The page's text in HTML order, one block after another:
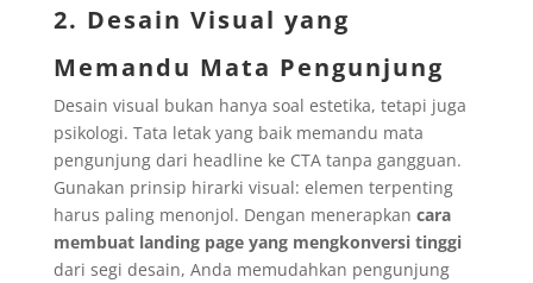
2. Desain Visual yang
Memandu Mata Pengunjung
Desain visual bukan hanya soal estetika, tetapi juga
psikologi. Tata letak yang baik memandu mata
pengunjung dari headline ke CTA tanpa gangguan.
Gunakan prinsip hirarki visual: elemen terpenting
harus paling menonjol. Dengan menerapkan cara
membuat landing page yang mengkonversi tinggi
dari segi desain, Anda memudahkan pengunjung